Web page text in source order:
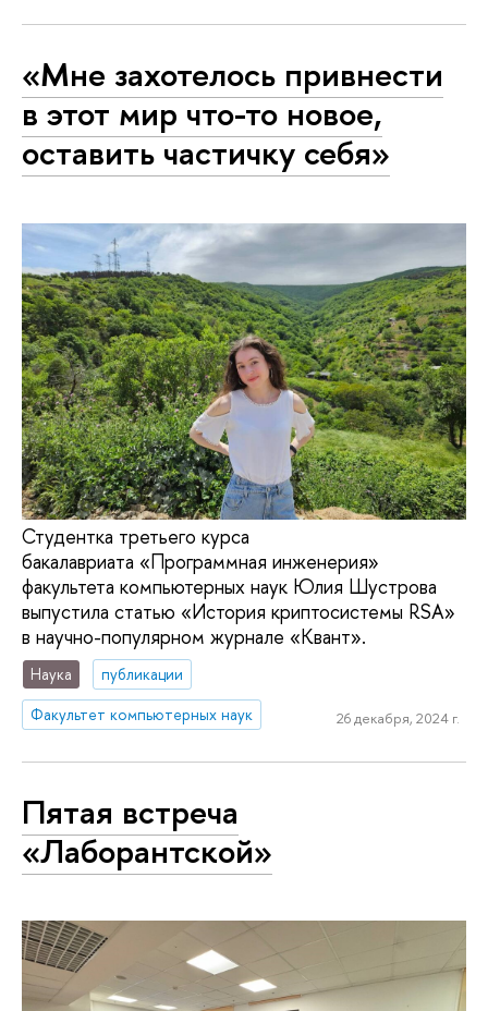
«Мне захотелось привнести
в этот мир что-то новое,
оставить частичку себя»
Студентка третьего курса
бакалавриата «Программная инженерия»
факультета компьютерных наук Юлия Шустрова
выпустила статью «История криптосистемы RSA»
в научно-популярном журнале «Квант».
Наука
публикации
Факультет компьютерных наук
26 декабря, 2024 г.
Пятая встреча
«Лаборантской»